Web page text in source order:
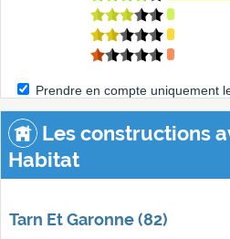
Prendre en compte uniquement
Les constructions
Habitat
Tarn Et Garonne (82)